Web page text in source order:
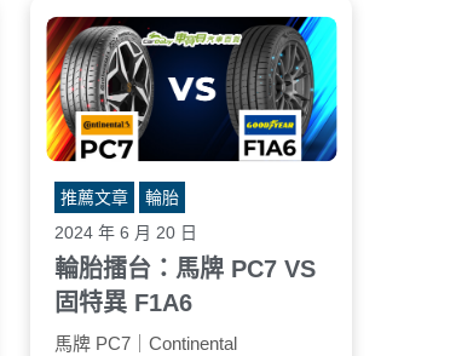
生產商之一，產品涵蓋乘用
卡車、巴士以及高性能運動車
輪胎。韓泰以創新技術和高品
品著稱，專注於提高行車性
燃油效率和駕駛舒適性。該品
全球多個國家設有生產基地和
中心，並與多家汽車製造商合
提供原廠配套輪胎。韓泰的口
「Driving Emotion」，強調其
駛體驗的不斷追求。
輪胎壽命提升：輪胎體
大大降低了輪胎不規則
性，如冠磨、胎肩磨、
了輪胎的使用壽命。
缺點：
square inch)：每 不同的國家或地區可能會使用不同
車輪胎的特點與優勢高鋼性：電動車的電池組通常比傳
輪胎擂台：馬牌 PC7 VS
固特異 F1A6
2024 年 6 月 20 日
推薦文章 輪胎
馬牌 PC7｜Continental